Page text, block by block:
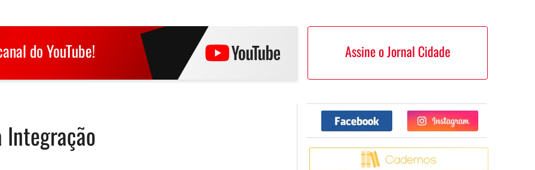
do YouTube! Assine o Jornal Cidade
Integração
Facebook Twitter